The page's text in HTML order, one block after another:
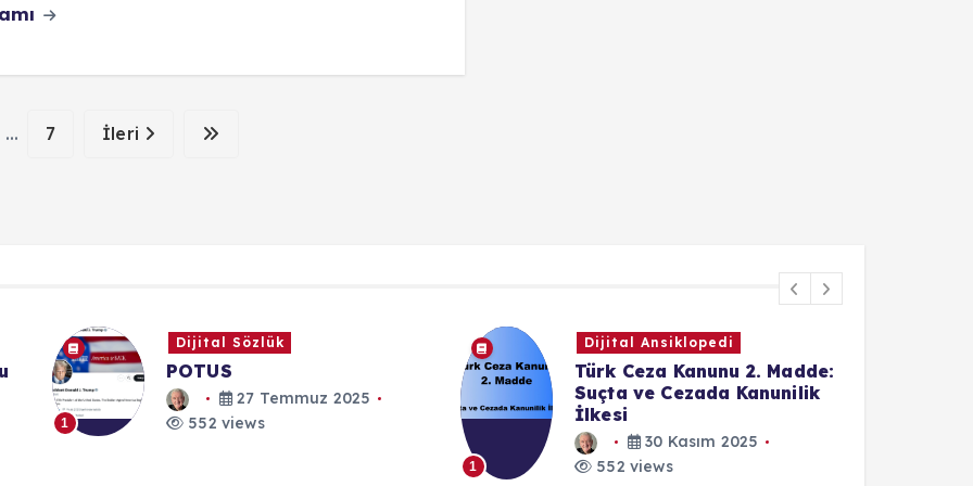
... 7 İleri
Dijital Ansiklopedi
Türk Ceza Kanunu 2. Madde:
Suçta ve Cezada Kanunilik
İlkesi
1
Haber
Kilis'te Süper Hücre Fırtınası
17 Ekim 2024
552 views